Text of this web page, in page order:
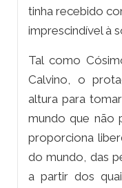
tinha recebido
imprescindível à
Tal como
Calvino, o
altura para
mundo que não
proporciona
do mundo, das
a partir dos